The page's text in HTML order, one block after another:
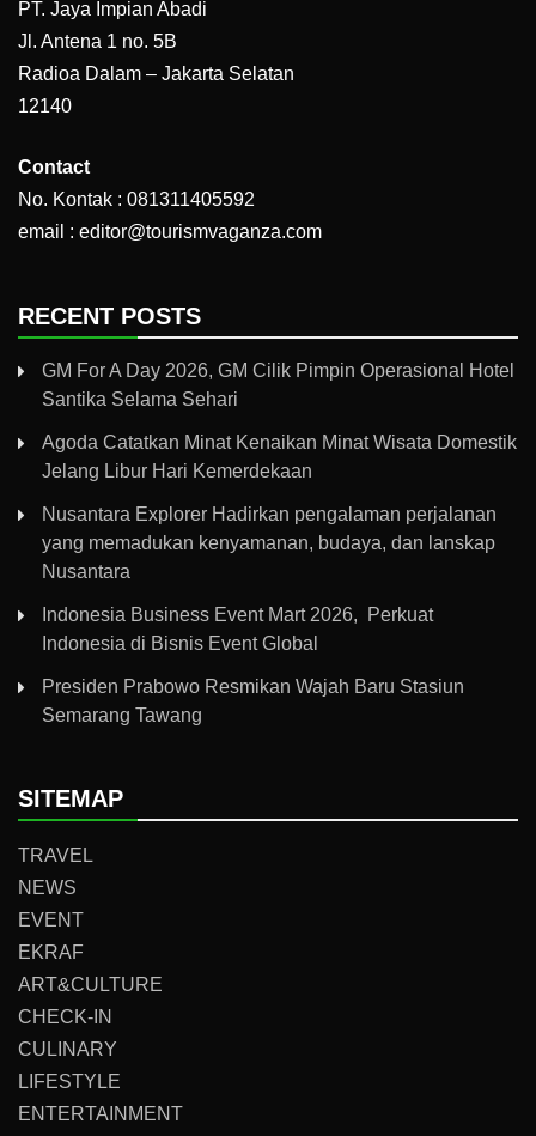
PT. Jaya Impian Abadi
Jl. Antena 1 no. 5B
Radioa Dalam – Jakarta Selatan
12140
Contact
No. Kontak : 081311405592
email : editor@tourismvaganza.com
RECENT POSTS
GM For A Day 2026, GM Cilik Pimpin Operasional Hotel
Santika Selama Sehari
Agoda Catatkan Minat Kenaikan Minat Wisata Domestik
Jelang Libur Hari Kemerdekaan
Nusantara Explorer Hadirkan pengalaman perjalanan
yang memadukan kenyamanan, budaya, dan lanskap
Nusantara
Indonesia Business Event Mart 2026, Perkuat
Indonesia di Bisnis Event Global
Presiden Prabowo Resmikan Wajah Baru Stasiun
Semarang Tawang
SITEMAP
TRAVEL
NEWS
EVENT
EKRAF
ART&CULTURE
CHECK-IN
CULINARY
LIFESTYLE
ENTERTAINMENT